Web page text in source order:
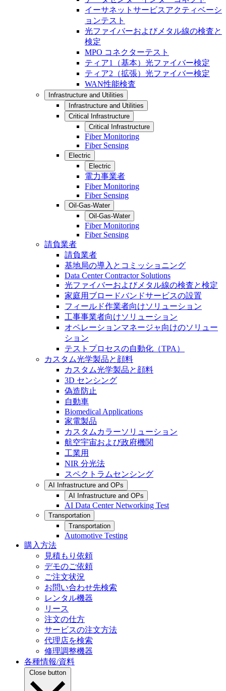
イーサネットサービスアクティベーシ
ョンテスト
光ファイバーおよびメタル線の検査と
検定
MPO コネクターテスト
ティア1（基本）光ファイバー検定
ティア2（拡張）光ファイバー検定
WAN性能検査
Infrastructure and Utilities
Infrastructure and Utilities
Critical Infrastructure
Critical Infrastructure
Fiber Monitoring
Fiber Sensing
Electric
Electric
電力事業者
Fiber Monitoring
Fiber Sensing
Oil-Gas-Water
Oil-Gas-Water
Fiber Monitoring
Fiber Sensing
請負業者
請負業者
基地局の導入とコミッショニング
Data Center Contractor Solutions
光ファイバーおよびメタル線の検査と検定
家庭用ブロードバンドサービスの設置
フィールド作業者向けソリューション
工事事業者向けソリューション
オペレーションマネージャ向けのソリュー
ション
テストプロセスの自動化（TPA）
カスタム光学製品と顔料
カスタム光学製品と顔料
3D センシング
偽造防止
自動車
Biomedical Applications
家電製品
カスタムカラーソリューション
航空宇宙および政府機関
工業用
NIR 分光法
スペクトラムセンシング
AI Infrastructure and OPs
AI Infrastructure and OPs
AI Data Center Networking Test
Transportation
Transportation
Automotive Testing
購入方法
見積もり依頼
デモのご依頼
ご注文状況
お問い合わせ先検索
レンタル機器
リース
注文の仕方
サービスの注文方法
代理店を検索
修理調整機器
各種情報/資料
Close button